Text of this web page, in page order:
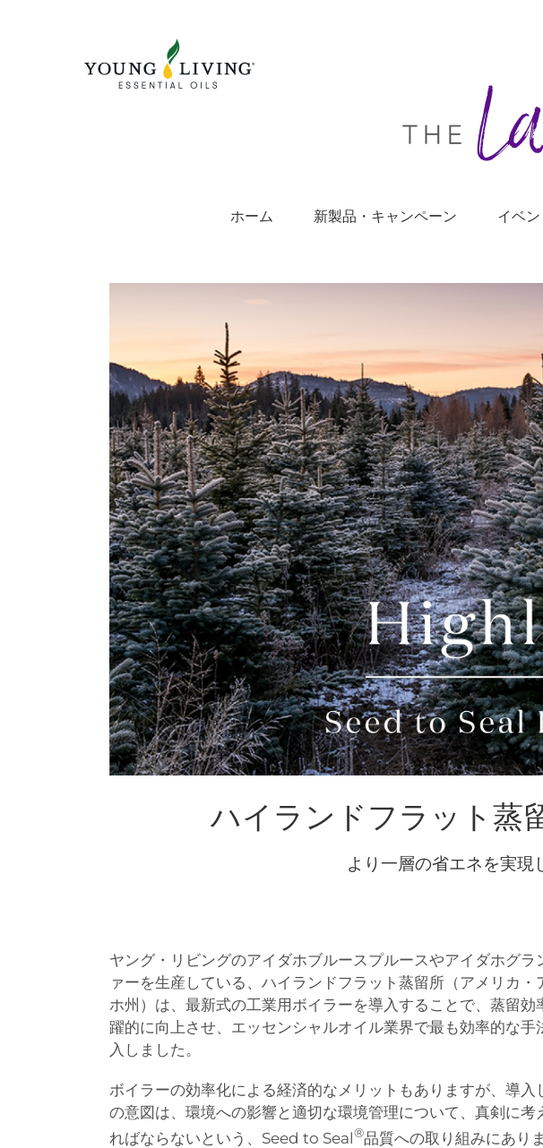
ホーム 新製品・キャンペーン イベ
ハイランドフラット蒸
より一層の省エネを実現
ヤング・リビングのアイダホブルースプルースやアイダホグラ
ァーを生産している、ハイランドフラット蒸留所（アメリカ・
ホ州）は、最新式の工業用ボイラーを導入することで、蒸留効
躍的に向上させ、エッセンシャルオイル業界で最も効率的な手
入しました。
ボイラーの効率化による経済的なメリットもありますが、導入
の意図は、環境への影響と適切な環境管理について、真剣に考
ればならないという、Seed to Seal®品質への取り組みにありま